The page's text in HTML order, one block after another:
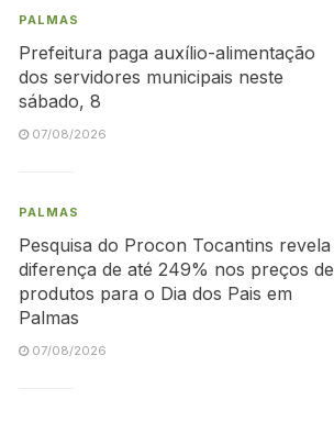
PALMAS
Prefeitura paga auxílio-alimentação
dos servidores municipais neste
sábado, 8
07/08/2026
PALMAS
Pesquisa do Procon Tocantins revela
diferença de até 249% nos preços de
produtos para o Dia dos Pais em
Palmas
07/08/2026